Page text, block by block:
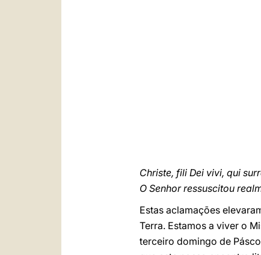
Christe, fili Dei vivi, qui
O Senhor ressuscitou
Estas aclamações
Terra. Estamos a viver o
terceiro domingo de